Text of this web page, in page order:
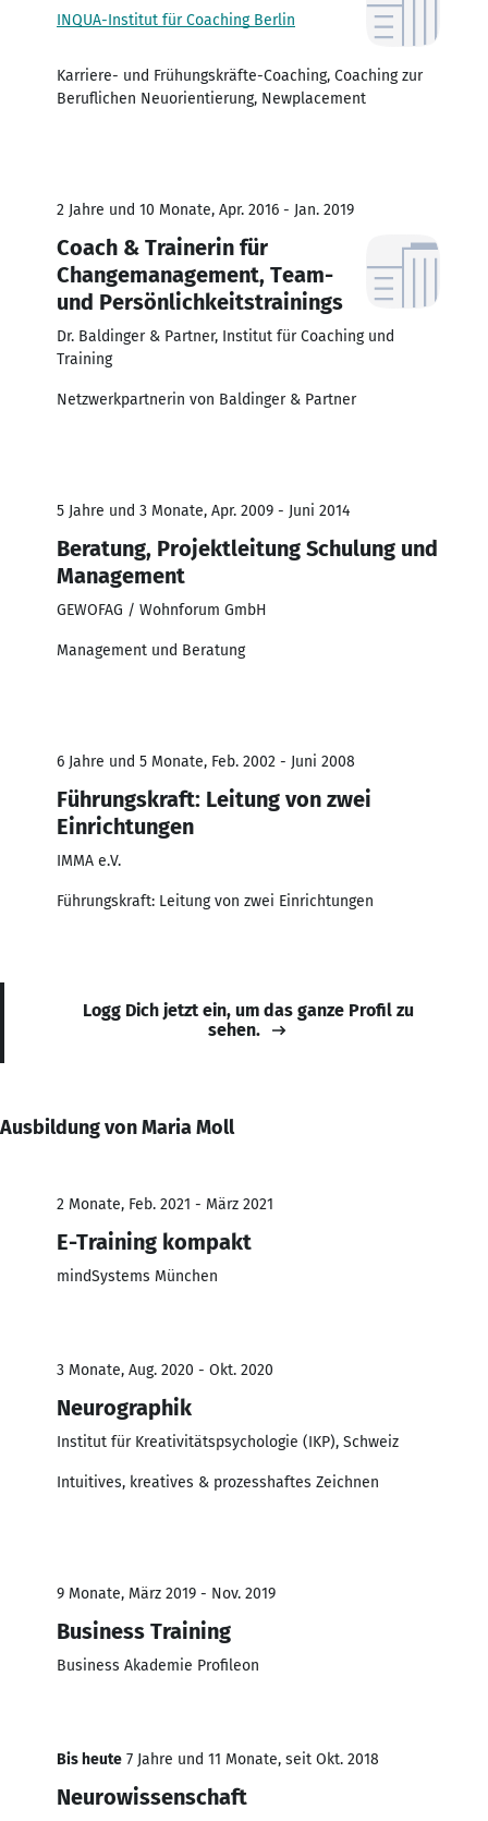
INQUA-Institut für Coaching Berlin
Karriere- und Frühungskräfte-Coaching, Coaching zur
Beruflichen Neuorientierung, Newplacement
2 Jahre und 10 Monate, Apr. 2016 - Jan. 2019
Coach & Trainerin für
Changemanagement, Team-
und Persönlichkeitstrainings
Dr. Baldinger & Partner, Institut für Coaching und
Training
Netzwerkpartnerin von Baldinger & Partner
5 Jahre und 3 Monate, Apr. 2009 - Juni 2014
Beratung, Projektleitung Schulung und
Management
GEWOFAG / Wohnforum GmbH
Management und Beratung
6 Jahre und 5 Monate, Feb. 2002 - Juni 2008
Führungskraft: Leitung von zwei
Einrichtungen
IMMA e.V.
Führungskraft: Leitung von zwei Einrichtungen
Logg Dich jetzt ein, um das ganze Profil zu
sehen.
Ausbildung von Maria Moll
2 Monate, Feb. 2021 - März 2021
E-Training kompakt
mindSystems München
3 Monate, Aug. 2020 - Okt. 2020
Neurographik
Institut für Kreativitätspsychologie (IKP), Schweiz
Intuitives, kreatives & prozesshaftes Zeichnen
9 Monate, März 2019 - Nov. 2019
Business Training
Business Akademie Profileon
Bis heute 7 Jahre und 11 Monate, seit Okt. 2018
Neurowissenschaft